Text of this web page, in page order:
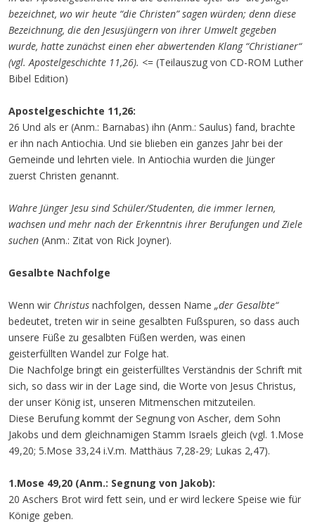
bezeichnet, wo wir heute “die Christen” sagen würden; denn diese
Bezeichnung, die den Jesusjüngern von ihrer Umwelt gegeben
wurde, hatte zunächst einen eher abwertenden Klang “Christianer“
(vgl. Apostelgeschichte 11,26). <= (Teilauszug von CD-ROM Luther
Bibel Edition)
Apostelgeschichte 11,26:
26 Und als er (Anm.: Barnabas) ihn (Anm.: Saulus) fand, brachte
er ihn nach Antiochia. Und sie blieben ein ganzes Jahr bei der
Gemeinde und lehrten viele. In Antiochia wurden die Jünger
zuerst Christen genannt.
Wahre Jünger Jesu sind Schüler/Studenten, die immer lernen,
wachsen und mehr nach der Erkenntnis ihrer Berufungen und Ziele
suchen (Anm.: Zitat von Rick Joyner).
Gesalbte Nachfolge
Wenn wir Christus nachfolgen, dessen Name „der Gesalbte“
bedeutet, treten wir in seine gesalbten Fußspuren, so dass auch
unsere Füße zu gesalbten Füßen werden, was einen
geisterfüllten Wandel zur Folge hat.
Die Nachfolge bringt ein geisterfülltes Verständnis der Schrift mit
sich, so dass wir in der Lage sind, die Worte von Jesus Christus,
der unser König ist, unseren Mitmenschen mitzuteilen.
Diese Berufung kommt der Segnung von Ascher, dem Sohn
Jakobs und dem gleichnamigen Stamm Israels gleich (vgl. 1.Mose
49,20; 5.Mose 33,24 i.V.m. Matthäus 7,28-29; Lukas 2,47).
1.Mose 49,20 (Anm.: Segnung von Jakob):
20 Aschers Brot wird fett sein, und er wird leckere Speise wie für
Könige geben.